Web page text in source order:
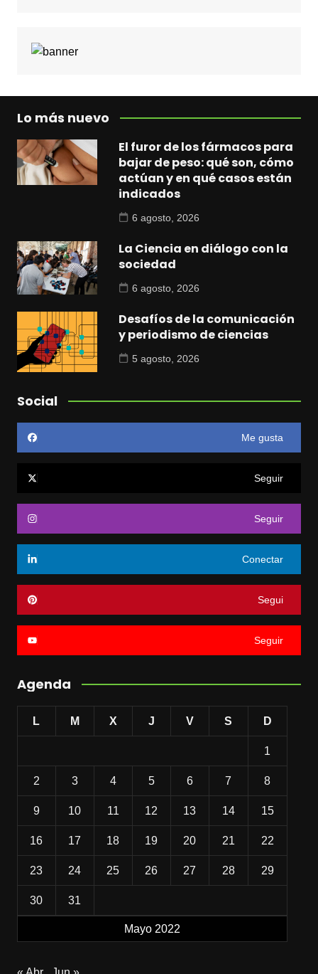
Lo más nuevo
El furor de los fármacos para
bajar de peso: qué son, cómo
actúan y en qué casos están
indicados
6 agosto, 2026
La Ciencia en diálogo con la
sociedad
6 agosto, 2026
Desafíos de la comunicación
y periodismo de ciencias
5 agosto, 2026
Social
Me gusta
Seguir
Seguir
Conectar
Segui
Seguir
Agenda
Mayo 2022
L M X J V S D
1
2 3 4 5 6 7 8
9 10 11 12 13 14 15
16 17 18 19 20 21 22
23 24 25 26 27 28 29
30 31